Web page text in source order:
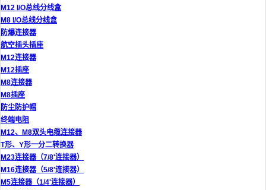
M12 I/O总线分线盒
M8 I/O总线分线盒
防爆连接器
航空插头插座
M12连接器
M12插座
M8连接器
M8插座
防尘防护帽
终端电阻
M12、M8双头电缆连接器
T形、Y形一分二转换器
M23连接器（7/8'连接器）
M16连接器（5/8'连接器）
M5连接器（1/4'连接器）